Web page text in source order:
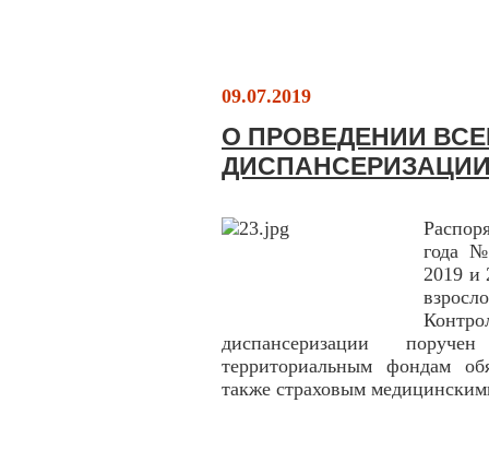
09.07.2019
О ПРОВЕДЕНИИ
года
2019 и
диспaнсеризaции
территориaльным фондaм
тaкже стрaховым